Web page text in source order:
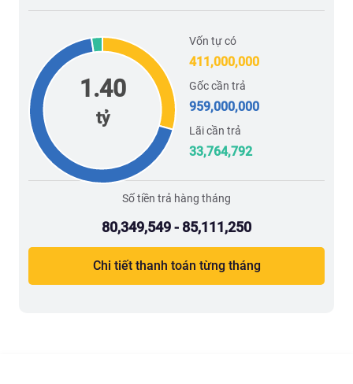
1.40
tỷ
Vốn tự có
411,000,000
Gốc cần trả
959,000,000
Lãi cần trả
33,764,792
Số tiền trả hàng tháng
80,349,549 - 85,111,250
Chi tiết thanh toán từng tháng